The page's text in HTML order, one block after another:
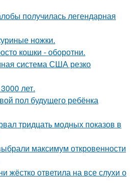
получилась легендарная
ножки.
кошки - оборотни.
система США резко
лет.
пол будущего ребёнка
тридцать модных показов в
максимум откровенности
жёстко ответила на все слухи о